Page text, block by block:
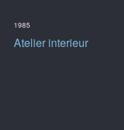
Atelier interieur
1985